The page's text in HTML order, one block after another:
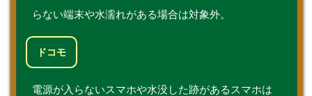
らない端末や水濡れがある場合は対象外。
ドコモ
電源が入らないスマホや水没した跡があるスマホは